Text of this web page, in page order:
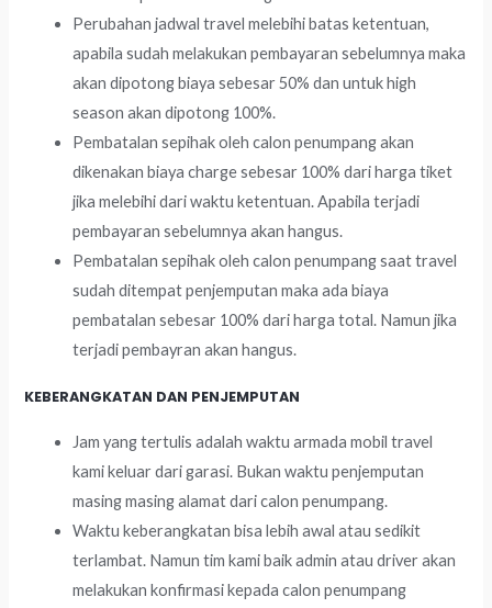
Perubahan jadwal travel melebihi batas ketentuan,
apabila sudah melakukan pembayaran sebelumnya maka
akan dipotong biaya sebesar 50% dan untuk high
season akan dipotong 100%.
Pembatalan sepihak oleh calon penumpang akan
dikenakan biaya charge sebesar 100% dari harga tiket
jika melebihi dari waktu ketentuan. Apabila terjadi
pembayaran sebelumnya akan hangus.
Pembatalan sepihak oleh calon penumpang saat travel
sudah ditempat penjemputan maka ada biaya
pembatalan sebesar 100% dari harga total. Namun jika
terjadi pembayran akan hangus.
KEBERANGKATAN DAN PENJEMPUTAN
Jam yang tertulis adalah waktu armada mobil travel
kami keluar dari garasi. Bukan waktu penjemputan
masing masing alamat dari calon penumpang.
Waktu keberangkatan bisa lebih awal atau sedikit
terlambat. Namun tim kami baik admin atau driver akan
melakukan konfirmasi kepada calon penumpang